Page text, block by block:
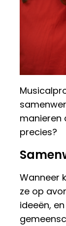
manieren
precies?
Wanneer
ze op
ideeën,